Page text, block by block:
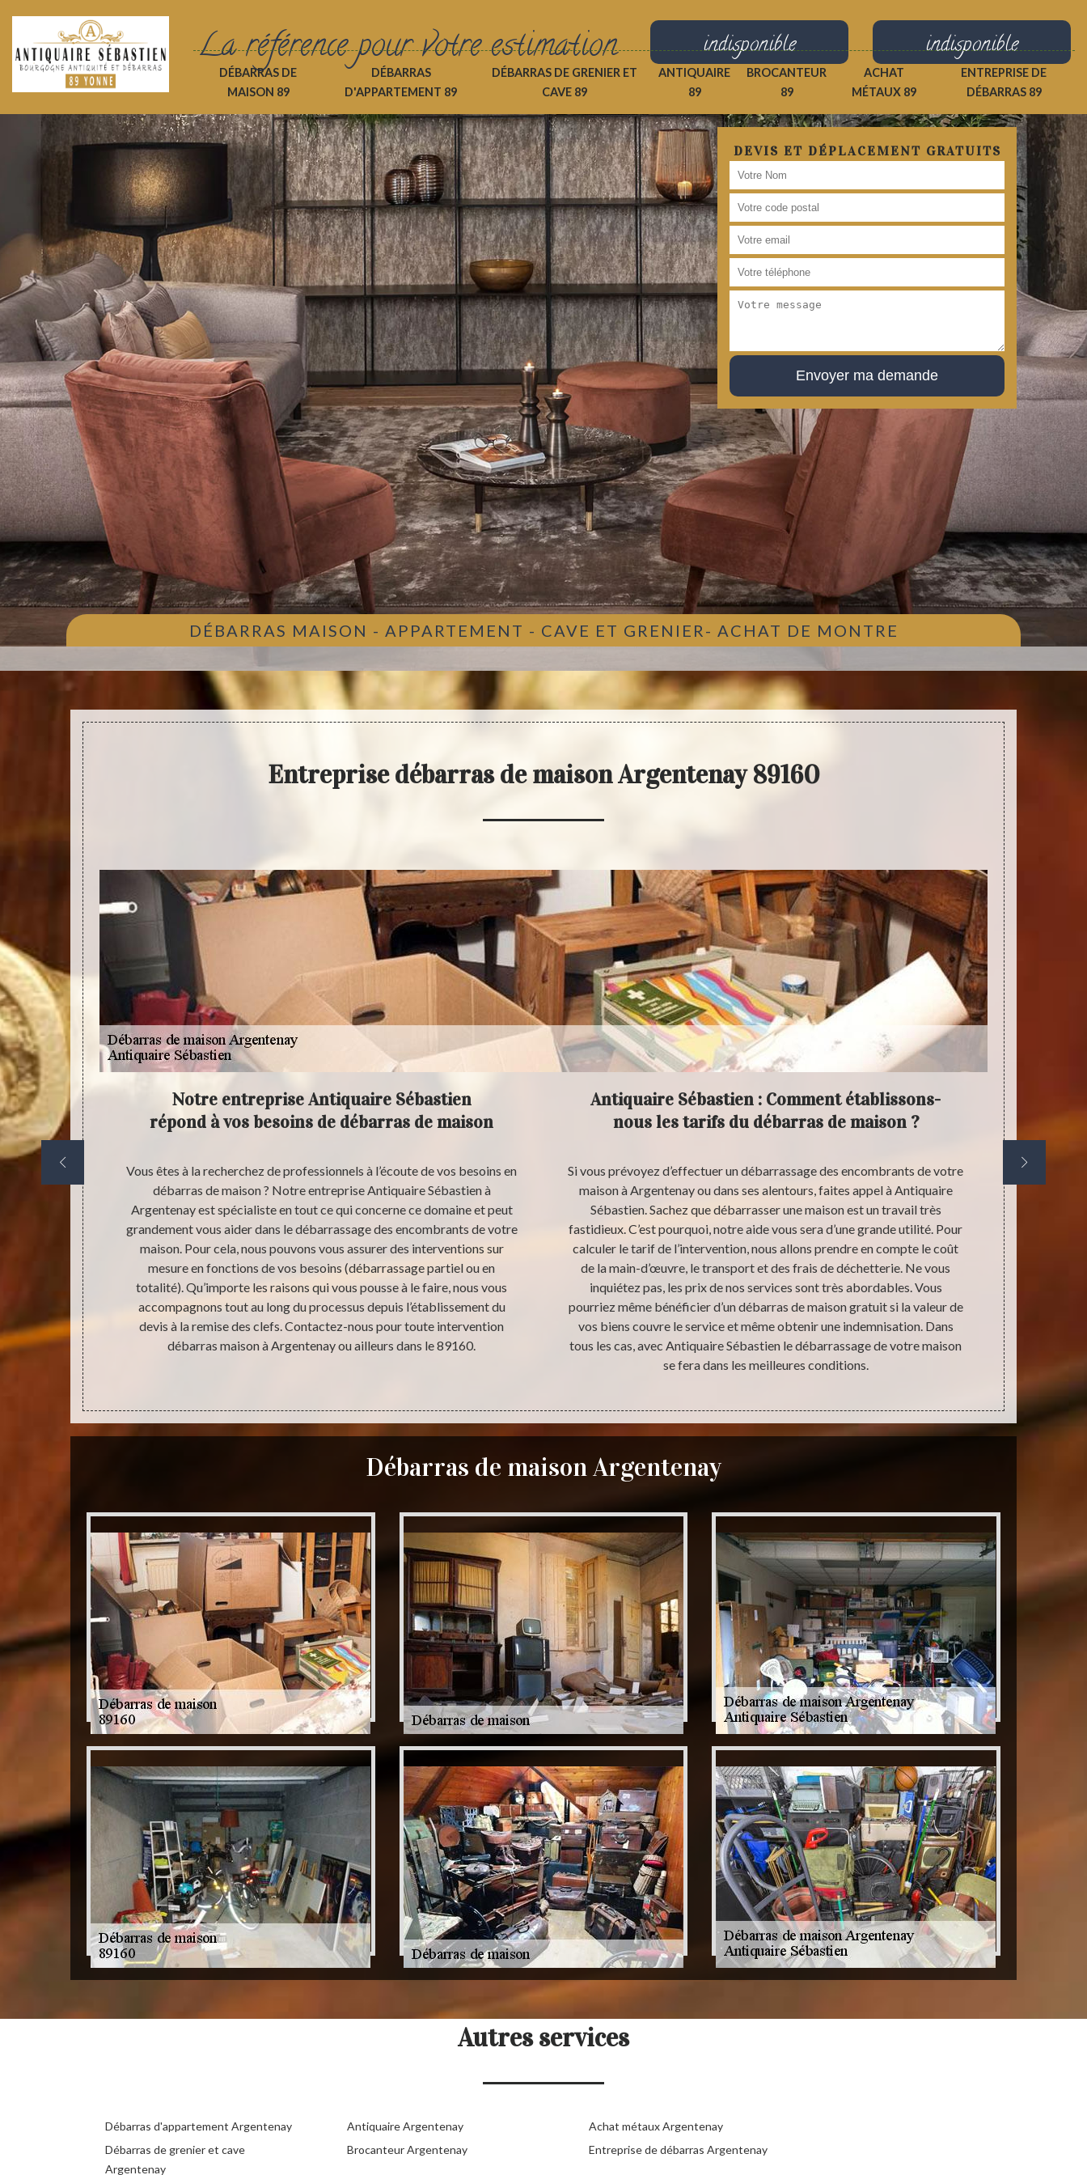
La référence pour votre estimation indisponible indisponible
DÉBARRAS DE
MAISON 89
DÉBARRAS
D'APPARTEMENT 89
DÉBARRAS DE GRENIER ET
CAVE 89
ANTIQUAIRE
89
BROCANTEUR
89
ACHAT
MÉTAUX 89
ENTREPRISE DE
DÉBARRAS 89
DEVIS ET DÉPLACEMENT GRATUITS
DÉBARRAS MAISON - APPARTEMENT - CAVE ET GRENIER- ACHAT DE MONTRE
Entreprise débarras de maison Argentenay 89160
du
nombreux
ses
normes
Notre entreprise Antiquaire Sébastien
répond à vos besoins de débarras de maison
Vous êtes à la recherchez de professionnels à l’écoute de vos besoins en
débarras de maison ? Notre entreprise Antiquaire Sébastien à
Argentenay est spécialiste en tout ce qui concerne ce domaine et peut
grandement vous aider dans le débarrassage des encombrants de votre
maison. Pour cela, nous pouvons vous assurer des interventions sur
mesure en fonctions de vos besoins (débarrassage partiel ou en
totalité). Qu’importe les raisons qui vous pousse à le faire, nous vous
accompagnons tout au long du processus depuis l’établissement du
devis à la remise des clefs. Contactez-nous pour toute intervention
débarras maison à Argentenay ou ailleurs dans le 89160.
Antiquaire Sébastien : Comment établissons-
nous les tarifs du débarras de maison ?
Si vous prévoyez d’effectuer un débarrassage des encombrants de votre
maison à Argentenay ou dans ses alentours, faites appel à Antiquaire
Sébastien. Sachez que débarrasser une maison est un travail très
fastidieux. C’est pourquoi, notre aide vous sera d’une grande utilité. Pour
calculer le tarif de l’intervention, nous allons prendre en compte le coût
de la main-d’œuvre, le transport et des frais de déchetterie. Ne vous
inquiétez pas, les prix de nos services sont très abordables. Vous
pourriez même bénéficier d’un débarras de maison gratuit si la valeur de
vos biens couvre le service et même obtenir une indemnisation. Dans
tous les cas, avec Antiquaire Sébastien le débarrassage de votre maison
se fera dans les meilleures conditions.
Faire appel
Débarras de maison Argentenay
Autres services
Débarras d'appartement Argentenay
Débarras de grenier et cave
Argentenay
Antiquaire Argentenay
Brocanteur Argentenay
Achat métaux Argentenay
Entreprise de débarras Argentenay